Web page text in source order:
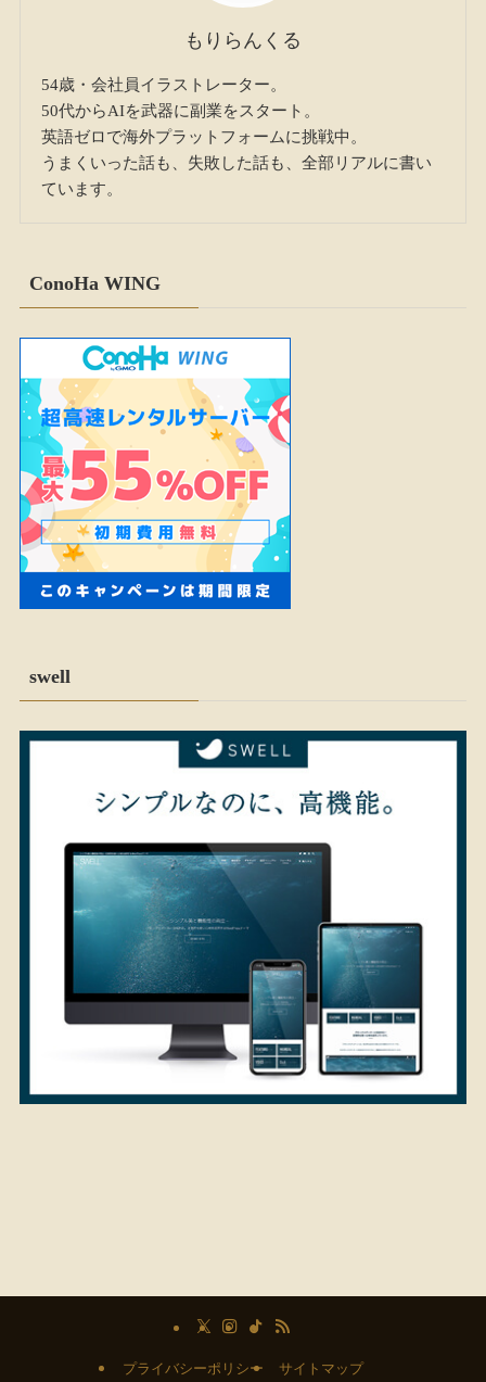
もりらんくる
54歳・会社員イラストレーター。
50代からAIを武器に副業をスタート。
英語ゼロで海外プラットフォームに挑戦中。
うまくいった話も、失敗した話も、全部リアルに書い
ています。
ConoHa WING
swell
プライバシーポリシー サイトマップ